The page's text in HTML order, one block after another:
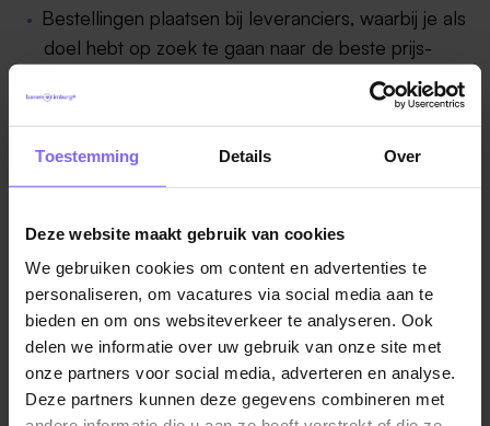
Toestemming Details Over
Deze website maakt gebruik van cookies
We gebruiken cookies om content en advertenties te
personaliseren, om vacatures via social media aan te
bieden en om ons websiteverkeer te analyseren. Ook
delen we informatie over uw gebruik van onze site met
onze partners voor social media, adverteren en analyse.
Deze partners kunnen deze gegevens combineren met
Bestellingen plaatsen bij leveranciers, waarbij je als
doel hebt op zoek te gaan naar de beste prijs-
Prijsonderhandelingen en administratieve
verwerking;
Onderhouden van het artikelenbestand;
bestelde producten;
Meedenken over het verbeteren van het inkoop-
en voorraadproces;
Contacten onderhouden met leveranciers en het
netwerk uitbreiden wanneer dit nodig is;
Tijdig signaleren en communiceren van eventuele
knelpunten in overleg met de Planning;